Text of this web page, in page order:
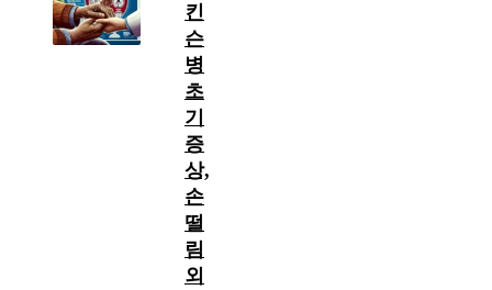
킨
슨
병
초
기
증
상,
손
떨
림
외